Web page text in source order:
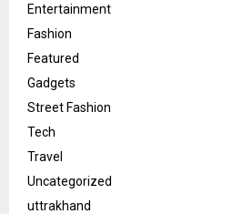
Entertainment
Fashion
Featured
Gadgets
Street Fashion
Tech
Travel
Uncategorized
uttrakhand